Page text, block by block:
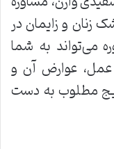
زنان و زایمان در
می‌تواند به شما
عمل، عوارض آن و
مطلوب به دست